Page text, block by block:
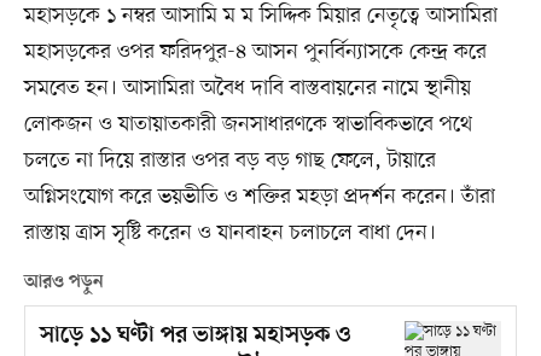
মহাসড়কে ১ নম্বর আসামি ম ম সিদ্দিক মিয়ার নেতৃত্বে আসামিরা
মহাসড়কের ওপর ফরিদপুর-৪ আসন পুনর্বিন্যাসকে কেন্দ্র করে
সমবেত হন। আসামিরা অবৈধ দাবি বাস্তবায়নের নামে স্থানীয়
লোকজন ও যাতায়াতকারী জনসাধারণকে স্বাভাবিকভাবে পথে
চলতে না দিয়ে রাস্তার ওপর বড় বড় গাছ ফেলে, টায়ারে
অগ্নিসংযোগ করে ভয়ভীতি ও শক্তির মহড়া প্রদর্শন করেন। তাঁরা
রাস্তায় ত্রাস সৃষ্টি করেন ও যানবাহন চলাচলে বাধা দেন।
আরও পড়ুন
সাড়ে ১১ ঘণ্টা পর ভাঙ্গায় মহাসড়ক ও